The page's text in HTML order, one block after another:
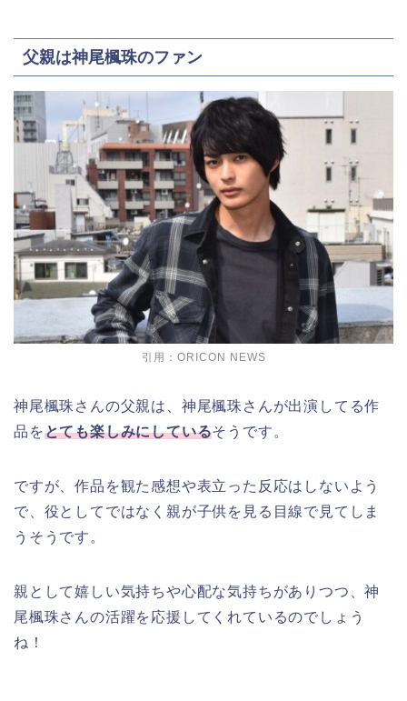
父親は神尾楓珠のファン
引用：ORICON NEWS
神尾楓珠さんの父親は、神尾楓珠さんが出演してる作
品をとても楽しみにしているそうです。
ですが、作品を観た感想や表立った反応はしないよう
で、役としてではなく親が子供を見る目線で見てしま
うそうです。
親として嬉しい気持ちや心配な気持ちがありつつ、神
尾楓珠さんの活躍を応援してくれているのでしょう
ね！